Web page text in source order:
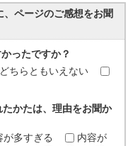
ページのご感想をお聞
ったですか？
ちらともいえない
かたは、理由をお聞か
が多すぎる
内容が